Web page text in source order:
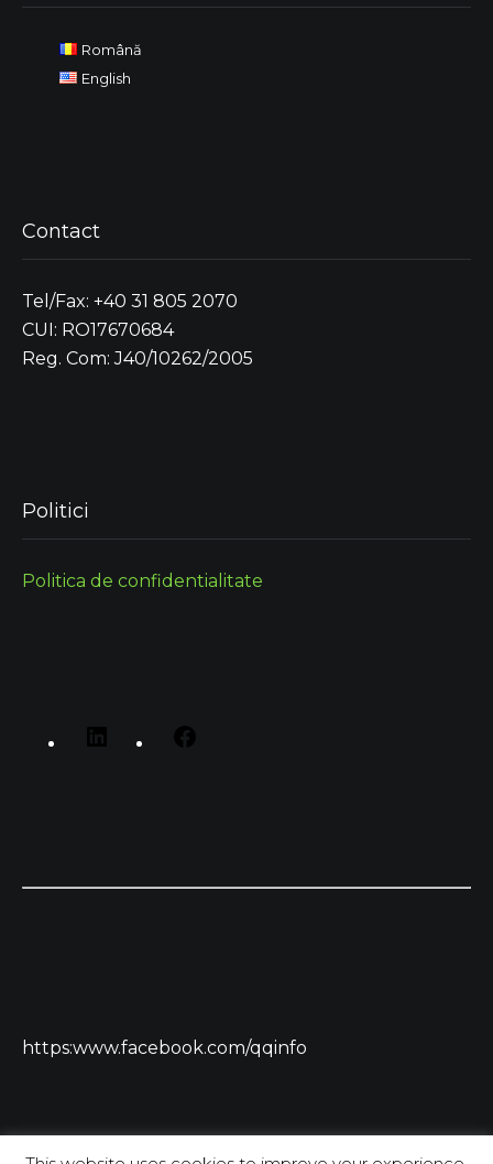
Română
English
Contact
Tel/Fax: +40 31 805 2070
CUI: RO17670684
Reg. Com: J40/10262/2005
Politici
Politica de confidentialitate
https:www.facebook.com/qqinfo